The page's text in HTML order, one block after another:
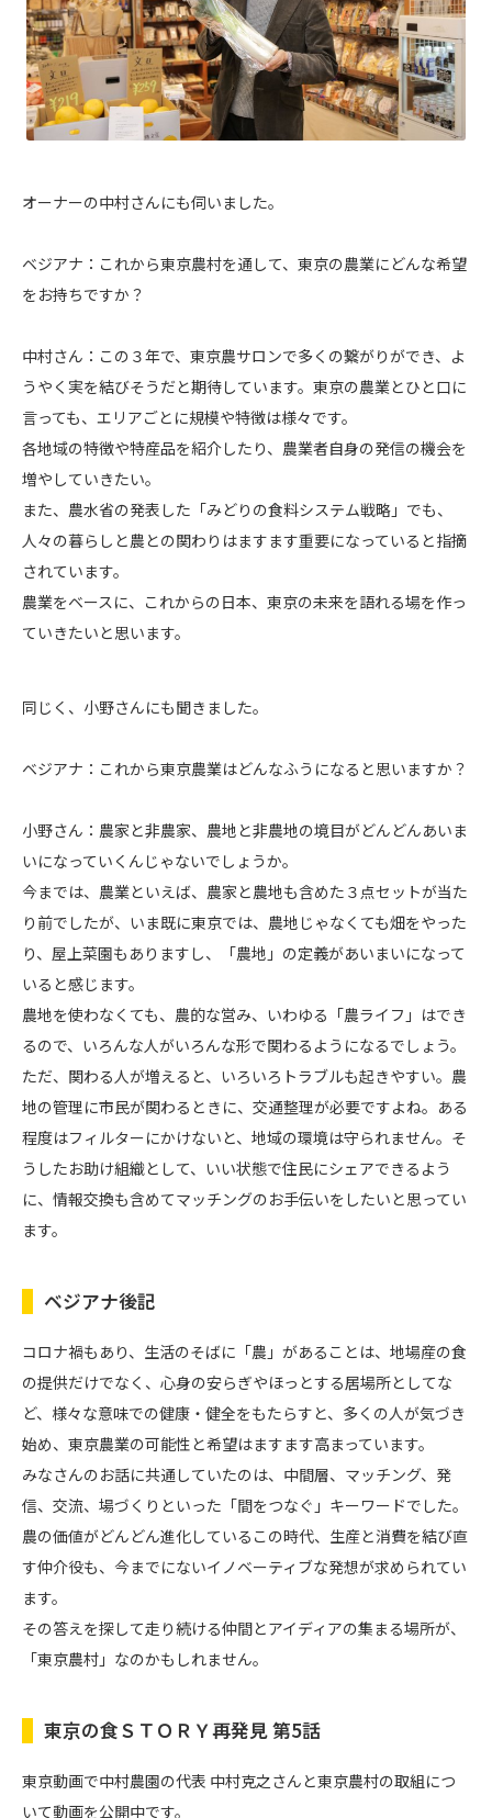
オーナーの中村さんにも伺いました。
ベジアナ：これから東京農村を通して、東京の農業にどんな希望
をお持ちですか？
中村さん：この３年で、東京農サロンで多くの繋がりができ、よ
うやく実を結びそうだと期待しています。東京の農業とひと口に
言っても、エリアごとに規模や特徴は様々です。
各地域の特徴や特産品を紹介したり、農業者自身の発信の機会を
増やしていきたい。
また、農水省の発表した「みどりの食料システム戦略」でも、
人々の暮らしと農との関わりはますます重要になっていると指摘
されています。
農業をベースに、これからの日本、東京の未来を語れる場を作っ
ていきたいと思います。
同じく、小野さんにも聞きました。
ベジアナ：これから東京農業はどんなふうになると思いますか？
小野さん：農家と非農家、農地と非農地の境目がどんどんあいま
いになっていくんじゃないでしょうか。
今までは、農業といえば、農家と農地も含めた３点セットが当た
り前でしたが、いま既に東京では、農地じゃなくても畑をやった
り、屋上菜園もありますし、「農地」の定義があいまいになって
いると感じます。
農地を使わなくても、農的な営み、いわゆる「農ライフ」はでき
るので、いろんな人がいろんな形で関わるようになるでしょう。
ただ、関わる人が増えると、いろいろトラブルも起きやすい。農
地の管理に市民が関わるときに、交通整理が必要ですよね。ある
程度はフィルターにかけないと、地域の環境は守られません。そ
うしたお助け組織として、いい状態で住民にシェアできるよう
に、情報交換も含めてマッチングのお手伝いをしたいと思ってい
ます。
ベジアナ後記
コロナ禍もあり、生活のそばに「農」があることは、地場産の食
の提供だけでなく、心身の安らぎやほっとする居場所としてな
ど、様々な意味での健康・健全をもたらすと、多くの人が気づき
始め、東京農業の可能性と希望はますます高まっています。
みなさんのお話に共通していたのは、中間層、マッチング、発
信、交流、場づくりといった「間をつなぐ」キーワードでした。
農の価値がどんどん進化しているこの時代、生産と消費を結び直
す仲介役も、今までにないイノベーティブな発想が求められてい
ます。
その答えを探して走り続ける仲間とアイディアの集まる場所が、
「東京農村」なのかもしれません。
東京の食ＳＴＯＲＹ再発見 第5話
東京動画で中村農園の代表 中村克之さんと東京農村の取組につ
いて動画を公開中です。